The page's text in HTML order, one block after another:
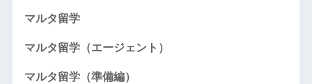
マルタ留学
マルタ留学（エージェント）
マルタ留学（準備編）